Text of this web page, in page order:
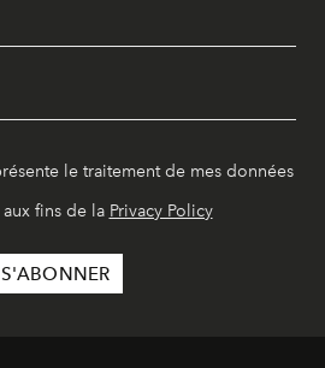
le traitement de mes données
fins de la Privacy Policy